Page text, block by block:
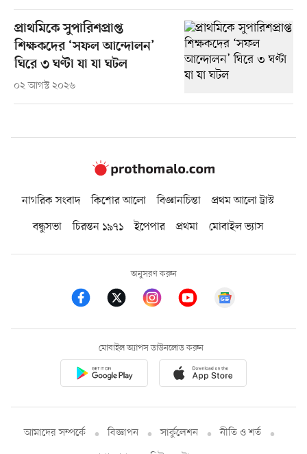
প্রাথমিকে সুপারিশপ্রাপ্ত
শিক্ষকদের ‘সফল আন্দোলন’
ঘিরে ৩ ঘণ্টা যা যা ঘটল
০২ আগস্ট ২০২৬
নাগরিক সংবাদ কিশোর আলো বিজ্ঞানচিন্তা
প্রথম আলো ট্রাস্ট
বন্ধুসভা
চিরন্তন ১৯৭১ ইপেপার প্রথমা মোবাইল ভ্যাস
অনুসরণ করুন
মোবাইল অ্যাপস ডাউনলোড করুন
আমাদের সম্পর্কে বিজ্ঞাপন সার্কুলেশন
নীতি ও শর্ত